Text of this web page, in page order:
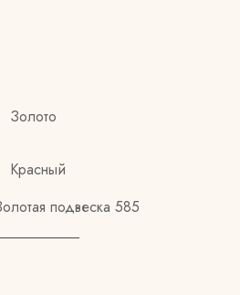
Золото
Красный
подвеска 585